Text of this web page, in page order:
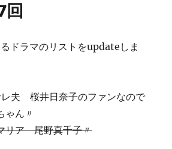
ドラマのリストをupdateしま
レ夫 桜井日奈子のファンなので
ん〃
リア 尾野真千子〃